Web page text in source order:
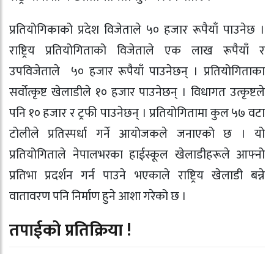
प्रतियोगिकाको प्रदेश विजेताले ५० हजार रूपैयाँ पाउनेछ ।
राष्ट्रिय प्रतियोगिताको विजेताले एक लाख रूपैयाँ र
उपविजेताले ५० हजार रूपैयाँ पाउनेछन् । प्रतियोगिताका
सर्वोत्कृष्ट खेलाडीले १० हजार पाउनेछन् । विधागत उत्कृष्टले
पनि १० हजार र ट्रफी पाउनेछन् । प्रतियोगितामा कुल ५७ वटा
टोलीले प्रतिस्पर्धा गर्ने आयोजकले जनाएको छ । यो
प्रतियोगिताले नेपालभरका हाईस्कूल खेलाडीहरूले आफ्नो
प्रतिभा प्रदर्शन गर्न पाउने भएकाले राष्ट्रिय खेलाडी बन्ने
वातावरण पनि निर्माण हुने आशा गरेको छ ।
तपाईको प्रतिक्रिया !